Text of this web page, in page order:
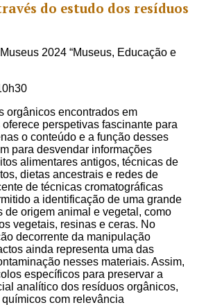
do estudo dos resíduos
2024 “Museus, Educação e
orgânicos encontrados em
perspetivas fascinante para
o conteúdo e a função desses
para desvendar informações
alimentares antigos, técnicas de
dietas ancestrais e redes de
de técnicas cromatográficas
a identificação de uma grande
de origem animal e vegetal, como
vegetais, resinas e ceras. No
decorrente da manipulação
ainda representa uma das
nesses materiais. Assim,
específicos para preservar a
analítico dos resíduos orgânicos,
com relevância